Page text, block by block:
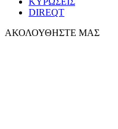
DIREQT
ΑΚΟΛΟΥΘΗΣΤΕ ΜΑΣ